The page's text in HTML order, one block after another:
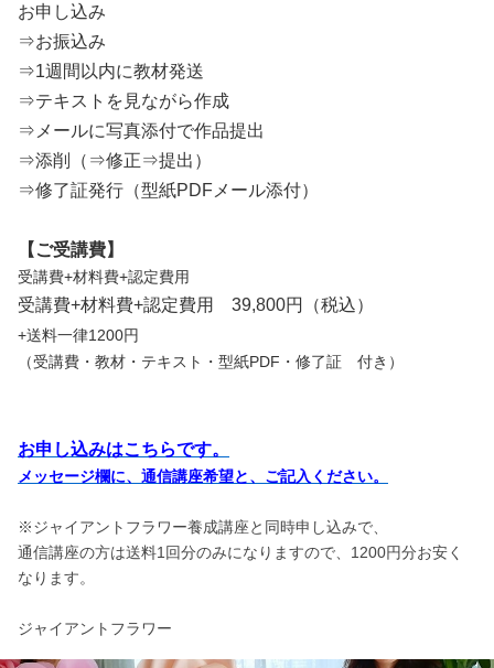
お申し込み
⇒お振込み
⇒1週間以内に教材発送
⇒テキストを見ながら作成
⇒メールに写真添付で作品提出
⇒添削（⇒修正⇒提出）
⇒修了証発行（型紙PDFメール添付）
【ご受講費】
受講費+材料費+認定費用
受講費+材料費+認定費用 39,800円（税込）
+送料一律1200円
（受講費・教材・テキスト・型紙PDF・修了証 付き）
お申し込みはこちらです。
メッセージ欄に、通信講座希望と、ご記入ください。
※ジャイアントフラワー養成講座と同時申し込みで、
通信講座の方は送料1回分のみになりますので、1200円分お安く
なります。
ジャイアントフラワー